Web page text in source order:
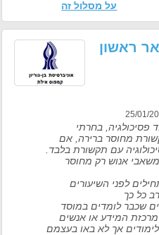
על מסלול זה
ראשון
פסיכולגיה, בחרתי
מחוסר ברירה, אם
עם תקשורת בלבד.
אנוש רק מחוסר
לפני השיעורים
כל כך
שכבר לומדים במוסד
מרכזת המידע או אנשים
אך לא באו בעצמם